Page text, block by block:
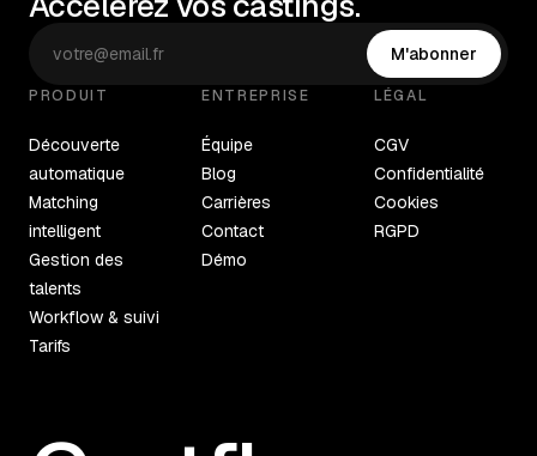
M'abonner
PRODUIT
Découverte
automatique
Matching
intelligent
Gestion des
talents
Workflow & suivi
Tarifs
ENTREPRISE
Équipe
Blog
Carrières
Contact
Démo
LÉGAL
CGV
Confidentialité
Cookies
RGPD